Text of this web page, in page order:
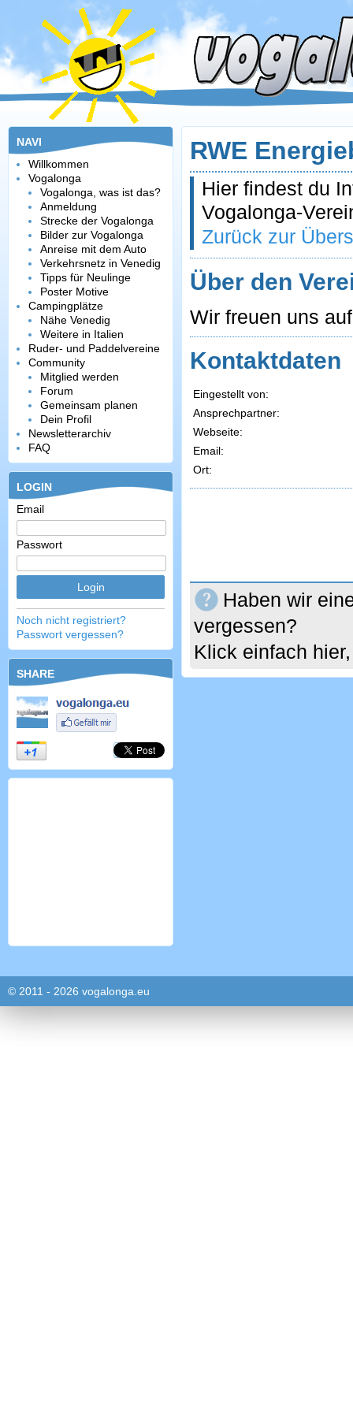
NAVI
Willkommen
Vogalonga
Vogalonga, was ist das?
Anmeldung
Strecke der Vogalonga
Bilder zur Vogalonga
Anreise mit dem Auto
Verkehrsnetz in Venedig
Tipps für Neulinge
Poster Motive
Campingplätze
Nähe Venedig
Weitere in Italien
Ruder- und Paddelvereine
Community
Mitglied werden
Forum
Gemeinsam planen
Dein Profil
Newsletterarchiv
FAQ
LOGIN
Email
Passwort
Noch nicht registriert?
Passwort vergessen?
SHARE
RWE
Hier findest du
Vogalonga-
Zurück zur
Über den
Wir freuen uns
Kontaktdaten
Eingestellt von:
Ansprechpartner:
Webseite:
Email:
Ort:
Haben wir
vergessen?
Klick einfach
© 2011 - 2026 vogalonga.eu